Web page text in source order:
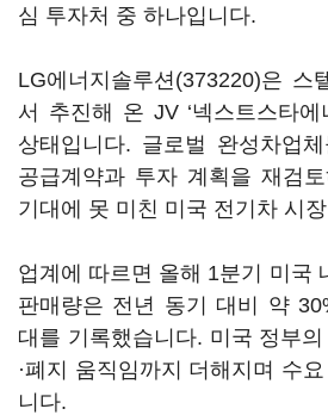
심 투자처 중 하나입니다.
LG에너지솔루션(373220)은 스
서 추진해 온 JV ‘넥스트스타에
상태입니다. 글로벌 완성차업
공급계약과 투자 계획을 재검
기대에 못 미친 미국 전기차 시
업계에 따르면 올해 1분기 미국
판매량은 전년 동기 대비 약
대를 기록했습니다. 미국 정부
·폐지 움직임까지 더해지며 수
니다.